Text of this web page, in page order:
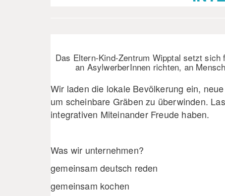
Das Eltern-Kind-Zentrum Wipptal setzt
an AsylwerberInnen richten, an
Wir laden die lokale Bevölkerung ein,
um scheinbare Gräben zu überwinden.
integrativen Miteinander Freude haben.
Was wir unternehmen?
gemeinsam deutsch reden
gemeinsam kochen